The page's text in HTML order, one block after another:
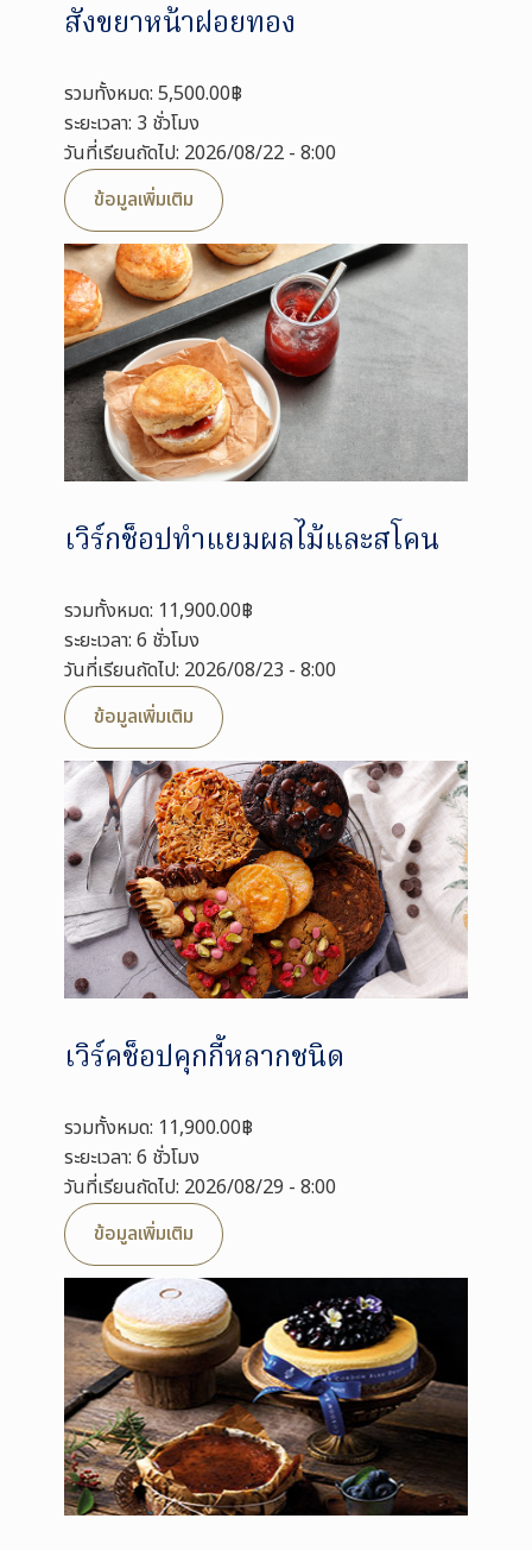
สังขยาหน้าฝอยทอง
รวมทั้งหมด: 5,500.00฿
ระยะเวลา: 3 ชั่วโมง
วันที่เรียนถัดไป: 2026/08/22 - 8:00
ข้อมูลเพิ่มเติม
เวิร์กช็อปทำแยมผลไม้และสโคน
รวมทั้งหมด: 11,900.00฿
ระยะเวลา: 6 ชั่วโมง
วันที่เรียนถัดไป: 2026/08/23 - 8:00
ข้อมูลเพิ่มเติม
เวิร์คช็อปคุกกี้หลากชนิด
รวมทั้งหมด: 11,900.00฿
ระยะเวลา: 6 ชั่วโมง
วันที่เรียนถัดไป: 2026/08/29 - 8:00
ข้อมูลเพิ่มเติม